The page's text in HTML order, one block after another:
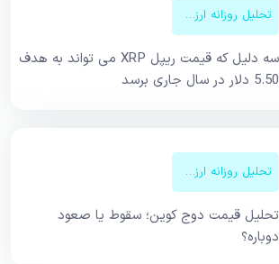
تحلیل روزانه ارزهای دیجیتال
سه دلیل که قیمت ریپل XRP می تواند به هدف
5.50 دلار در سال جاری برسد
تحلیل روزانه ارزهای دیجیتال
تحلیل قیمت دوج کوین؛ سقوط یا صعود
دوباره؟